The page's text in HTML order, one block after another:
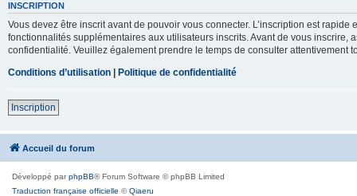
INSCRIPTION
Vous devez être inscrit avant de pouvoir vous connecter. L’inscription est
fonctionnalités supplémentaires aux utilisateurs inscrits. Avant de vous inscrire,
confidentialité. Veuillez également prendre le temps de consulter attentivement
Conditions d’utilisation | Politique de confidentialité
Inscription
Accueil du forum
Développé parphpBB® Forum Software © phpBB Limited
Traduction française officielle ©Qiaeru